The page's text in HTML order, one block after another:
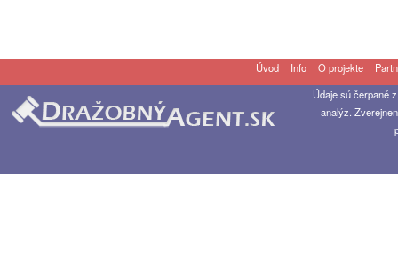
Úvod Info O projekte
Údaje sú čerpané
analýz.